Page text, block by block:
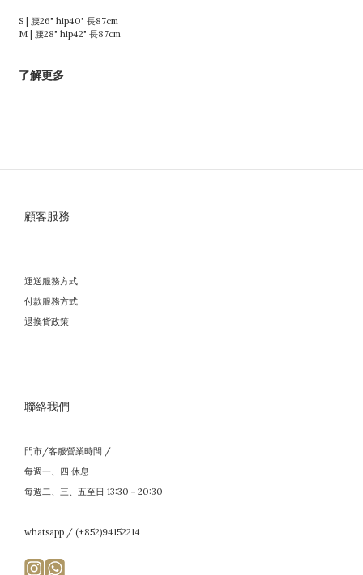
S | 腰26" hip40" 長87cm
M | 腰28" hip42" 長87cm
了解更多
顧客服務
運送服務方式
付款服務方式
退換貨政策
聯絡我們
門市/客服營業時間 /
每週一、四 休息
每週二、三、五至日 13:30－20:30
whatsapp / (+852)94152214